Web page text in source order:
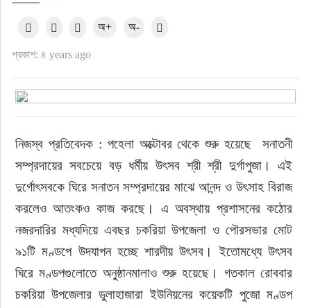
প্রকাশ: ৪ years ago
অ+ অ-
নিজস্ব প্রতিবেদক : পহেলা অক্টোবর থেকে শুরু হয়েছে  সনাতনী
সম্প্রদায়ের সবচেয়ে বড় ধর্মীয় উৎসব শ্রী শ্রী দুর্গাপুজা। এই
দুর্গোৎসবকে ঘিরে সনাতন সম্প্রদায়ের মাঝে আনন্দ ও উৎসাহ বিরাজ
করলেও আতংকও কাজ করছে। এ অবস্থায় প্রশাসনের কঠোর
নজরদারির মধ্যদিয়ে এবছর চকরিয়া উপজেলা ও পৌরসভার মোট
৯১টি মণ্ডপে উদযাপন হচ্ছে শারদীয় উৎসব। ইতোমধ্যে উৎসব
ঘিরে মণ্ডপগুলোতে অনুষ্ঠানমালাও শুরু হয়েছে। গতকাল রোববার
চকরিয়া উপজেলার ডুলাহাজারা ইউনিয়নের কয়েকটি পুজো মণ্ডপ